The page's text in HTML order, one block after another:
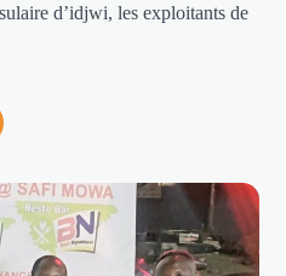
d’idjwi, les exploitants de